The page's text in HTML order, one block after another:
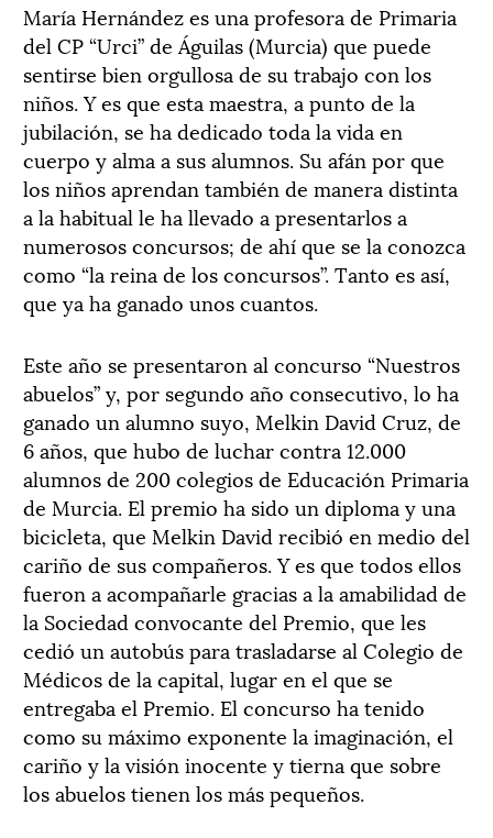
María Hernández es una profesora de Primaria
del CP “Urci” de Águilas (Murcia) que puede
sentirse bien orgullosa de su trabajo con los
niños. Y es que esta maestra, a punto de la
jubilación, se ha dedicado toda la vida en
cuerpo y alma a sus alumnos. Su afán por que
los niños aprendan también de manera distinta
a la habitual le ha llevado a presentarlos a
numerosos concursos; de ahí que se la conozca
como “la reina de los concursos”. Tanto es así,
que ya ha ganado unos cuantos.
Este año se presentaron al concurso “Nuestros
abuelos” y, por segundo año consecutivo, lo ha
ganado un alumno suyo, Melkin David Cruz, de
6 años, que hubo de luchar contra 12.000
alumnos de 200 colegios de Educación Primaria
de Murcia. El premio ha sido un diploma y una
bicicleta, que Melkin David recibió en medio del
cariño de sus compañeros. Y es que todos ellos
fueron a acompañarle gracias a la amabilidad de
la Sociedad convocante del Premio, que les
cedió un autobús para trasladarse al Colegio de
Médicos de la capital, lugar en el que se
entregaba el Premio. El concurso ha tenido
como su máximo exponente la imaginación, el
cariño y la visión inocente y tierna que sobre
los abuelos tienen los más pequeños.